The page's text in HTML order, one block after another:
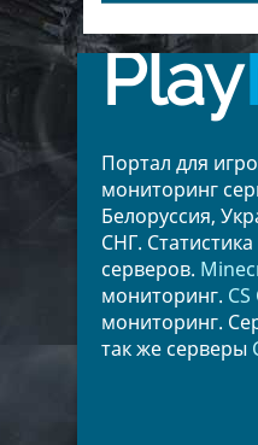
Play
Портал для
мониторинг
Белоруссия,
СНГ.
серверов.
мониторинг. CS
мониторинг.
так же серверы